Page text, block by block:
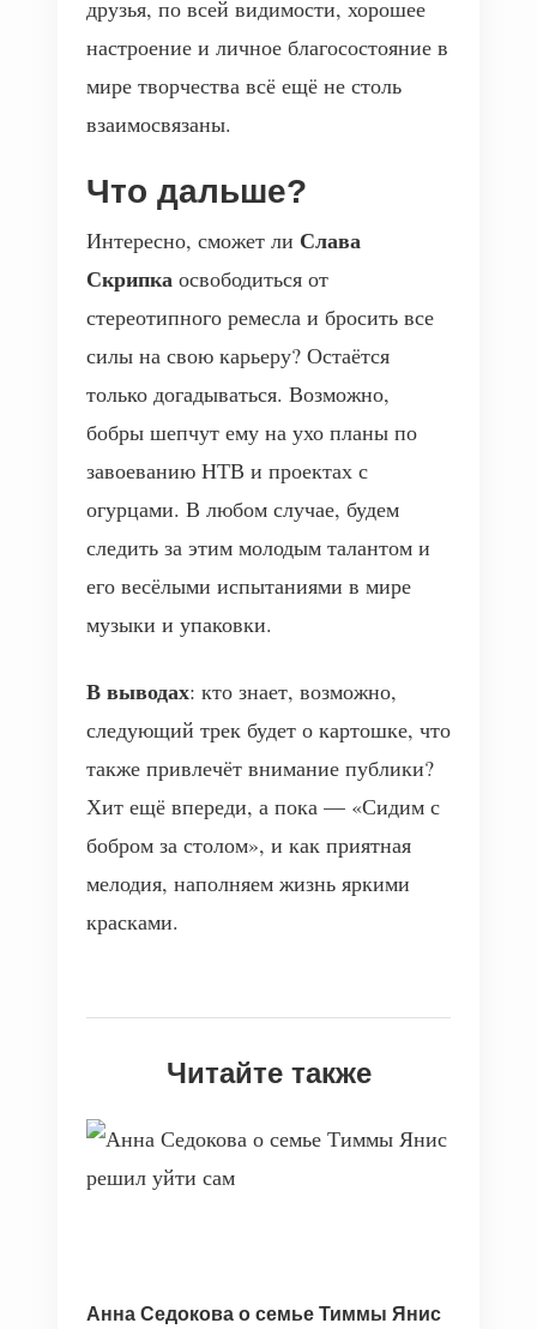
друзья, по всей видимости, хорошее
настроение и личное благосостояние в
мире творчества всё ещё не столь
взаимосвязаны.
Что дальше?
Интересно, сможет ли Слава
Скрипка освободиться от
стереотипного ремесла и бросить все
силы на свою карьеру? Остаётся
только догадываться. Возможно,
бобры шепчут ему на ухо планы по
завоеванию НТВ и проектах с
огурцами. В любом случае, будем
следить за этим молодым талантом и
его весёлыми испытаниями в мире
музыки и упаковки.
В выводах: кто знает, возможно,
следующий трек будет о картошке, что
также привлечёт внимание публики?
Хит ещё впереди, а пока — «Сидим с
бобром за столом», и как приятная
мелодия, наполняем жизнь яркими
красками.
Читайте также
Анна Седокова о семье Тиммы Янис